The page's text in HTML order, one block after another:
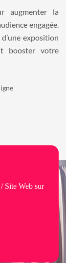
augmenter la
engagée.
exposition
booster votre
Site Web sur